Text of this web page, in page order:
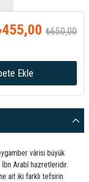
₺650,00
vârisi büyük
Arabî hazretleridir.
ait iki farklı tefsirin